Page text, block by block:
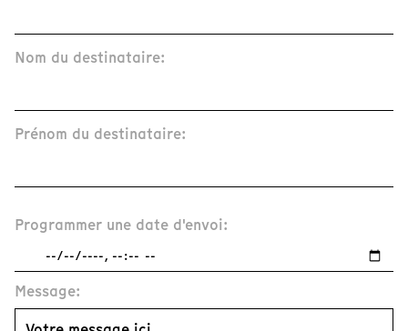
Nom du destinataire:
Prénom du destinataire:
Programmer une date d'envoi:
Message: